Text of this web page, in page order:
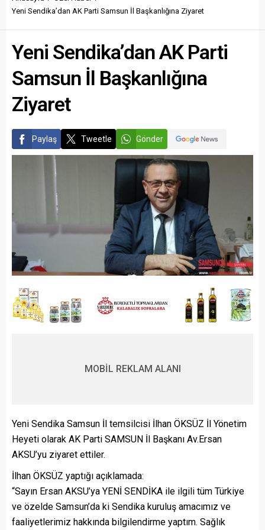
Yeni Sendika’dan AK Parti Samsun İl Başkanlığına Ziyaret
Yeni Sendika’dan AK Parti
Samsun İl Başkanlığına
Ziyaret
Paylaş Tweetle Gönder
MOBİL REKLAM ALANI
Yeni Sendika Samsun İl temsilcisi İlhan ÖKSÜZ İl Yönetim
Heyeti olarak AK Parti SAMSUN İl Başkanı Av.Ersan
AKSU’yu ziyaret ettiler.
İlhan ÖKSÜZ yaptığı açıklamada:
“Sayın Ersan AKSU’ya YENİ SENDİKA ile ilgili tüm Türkiye
ve özelde Samsun’da ki Sendika kuruluş amacımız ve
faaliyetlerimiz hakkında bilgilendirme yaptım. Sağlık